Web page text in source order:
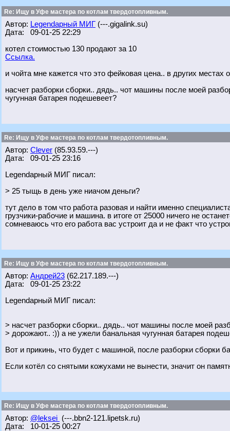
Re: Ищу в Уфе мастера по котлам твердотопливным.
Автор: Legendарный МИГ (---.gigalink.su)
Дата: 09-01-25 22:29
котел стоимостью 130 продают за 10
Ссылка.
и чойта мне кажется что это фейковая цена.. в других местах
насчет разборки сборки.. дядь.. чот машины после моей
чугунная батарея подешевеет?
Re: Ищу в Уфе мастера по котлам твердотопливным.
Автор: Clever (85.93.59.---)
Дата: 09-01-25 23:16
Legendарный МИГ писал:
> 25 тыщь в день уже ниачом деньги?
тут дело в том что работа разовая и найти именно
грузчики-рабочие и машина. в итоге от 25000 ничего не
сомневаюсь что его работа вас устроит да и не факт что
Re: Ищу в Уфе мастера по котлам твердотопливным.
Автор: Андрей23 (62.217.189.---)
Дата: 09-01-25 23:22
Legendарный МИГ писал:
> насчет разборки сборки.. дядь.. чот машины после моей
> дорожают.. :)) а не ужели банальная чугунная батарея
Вот и прикинь, что будет с машиной, после разборки сборки
Если котёл со снятыми кожухами не вынести, значит он
Re: Ищу в Уфе мастера по котлам твердотопливным.
Автор: @leksei (---.bbn2-121.lipetsk.ru)
Дата: 10-01-25 00:27